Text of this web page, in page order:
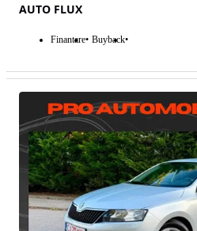
AUTO FLUX
Finantare Buyback